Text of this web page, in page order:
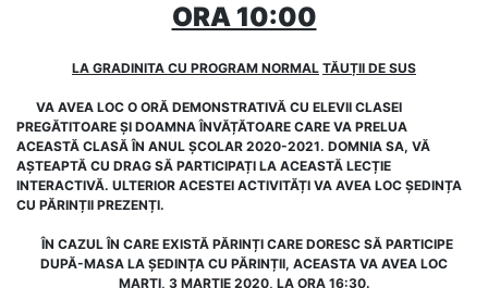
ORA 10:00
LA GRADINITA CU PROGRAM NORMAL TĂUȚII DE SUS
VA AVEA LOC O ORĂ DEMONSTRATIVĂ CU ELEVII CLASEI
PREGĂTITOARE ȘI DOAMNA ÎNVĂȚĂTOARE CARE VA PRELUA
ACEASTĂ CLASĂ ÎN ANUL ȘCOLAR 2020-2021. DOMNIA SA, VĂ
AȘTEAPTĂ CU DRAG SĂ PARTICIPAȚI LA ACEASTĂ LECȚIE
INTERACTIVĂ. ULTERIOR ACESTEI ACTIVITĂȚI VA AVEA LOC ȘEDINȚA
CU PĂRINȚII PREZENȚI.
ÎN CAZUL ÎN CARE EXISTĂ PĂRINȚI CARE DORESC SĂ PARTICIPE
DUPĂ-MASA LA ȘEDINȚA CU PĂRINȚII, ACEASTA VA AVEA LOC
MARȚI, 3 MARTIE 2020, LA ORA 16:30.